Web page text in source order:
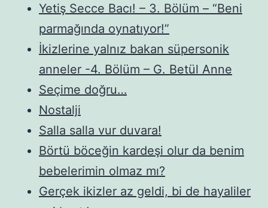
Yetiş Secce Bacı! – 3. Bölüm – “Beni
parmağında oynatıyor!”
İkizlerine yalnız bakan süpersonik
anneler -4. Bölüm – G. Betül Anne
Seçime doğru…
Nostalji
Salla salla vur duvara!
Börtü böceğin kardeşi olur da benim
bebelerimin olmaz mı?
Gerçek ikizler az geldi, bi de hayaliler